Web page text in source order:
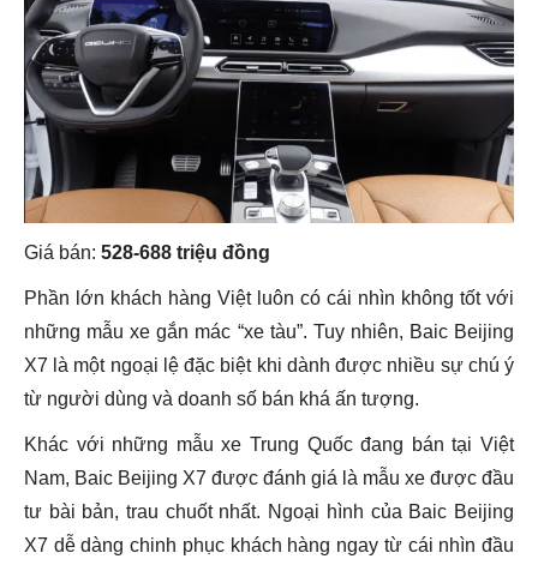
Giá bán: 528-688 triệu đồng
Phần lớn khách hàng Việt luôn có cái nhìn không tốt với
những mẫu xe gắn mác “xe tàu”. Tuy nhiên, Baic Beijing
X7 là một ngoại lệ đặc biệt khi dành được nhiều sự chú ý
từ người dùng và doanh số bán khá ấn tượng.
Khác với những mẫu xe Trung Quốc đang bán tại Việt
Nam, Baic Beijing X7 được đánh giá là mẫu xe được đầu
tư bài bản, trau chuốt nhất. Ngoại hình của Baic Beijing
X7 dễ dàng chinh phục khách hàng ngay từ cái nhìn đầu